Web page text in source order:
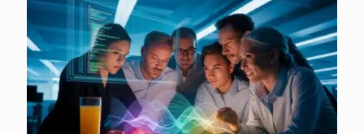
erste
KI-
Witz
–
und